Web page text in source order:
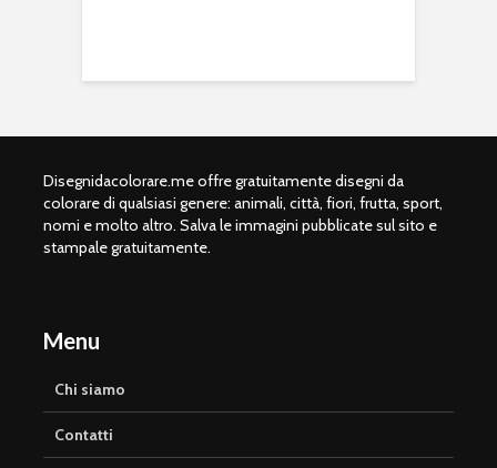
Disegnidacolorare.me offre gratuitamente disegni da
colorare di qualsiasi genere: animali, città, fiori, frutta, sport,
nomi e molto altro. Salva le immagini pubblicate sul sito e
stampale gratuitamente.
Menu
Chi siamo
Contatti